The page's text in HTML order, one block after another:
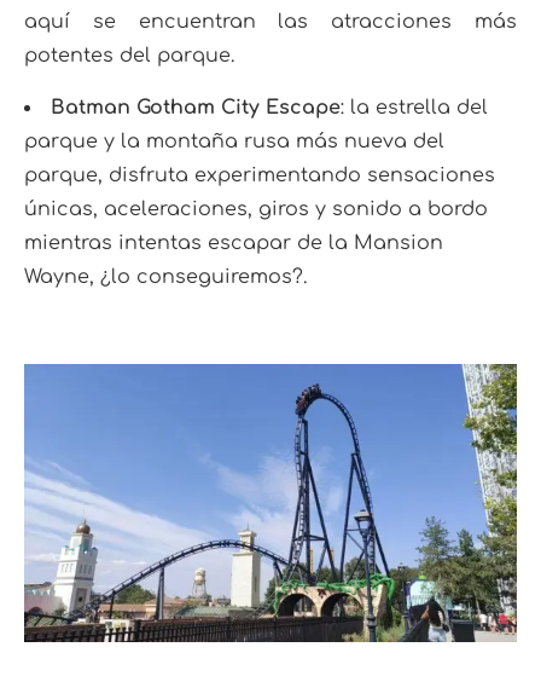
aquí se encuentran las atracciones más
potentes del parque.
Batman Gotham City Escape: la estrella del
parque y la montaña rusa más nueva del
parque, disfruta experimentando sensaciones
únicas, aceleraciones, giros y sonido a bordo
mientras intentas escapar de la Mansion
Wayne, ¿lo conseguiremos?.